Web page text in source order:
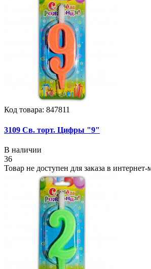
Код товара: 847811
3109 Св. торт. Цифры "9"
В наличии
36
Товар не доступен для заказа в интернет-